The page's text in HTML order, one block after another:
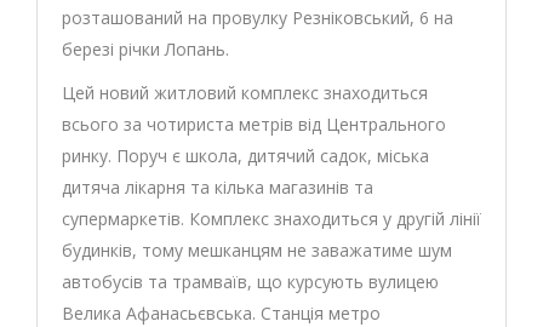
розташований на провулку Резніковський, 6 на
березі річки Лопань.
Цей новий житловий комплекс знаходиться
всього за чотириста метрів від Центрального
ринку. Поруч є школа, дитячий садок, міська
дитяча лікарня та кілька магазинів та
супермаркетів. Комплекс знаходиться у другій лінії
будинків, тому мешканцям не заважатиме шум
автобусів та трамваїв, що курсують вулицею
Велика Афанасьєвська. Станція метро